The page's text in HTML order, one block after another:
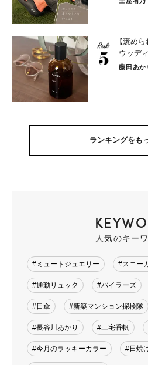
【褒め
ウッデ
藤田あか
ランキングをも
人気のキー
#ミュートジュエリー #スニー
#通勤リュック #バイラーズ
#日傘 #新築マンション探検隊
#長谷川あかり #三宅香帆
#今月のラッキーカラー #日焼